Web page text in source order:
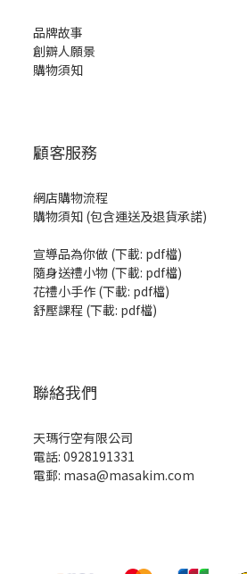
品牌故事
創辧人願景
購物須知
顧客服務
網店購物流程
購物須知 (包含運送及退貨承諾)
宣導品為你做 (下載: pdf檔)
隨身送禮小物 (下載: pdf檔)
花禮小手作 (下載: pdf檔)
舒壓課程 (下載: pdf檔)
聯絡我們
天瑪行空有限公司
電話: 0928191331
電郵: masa@masakim.com